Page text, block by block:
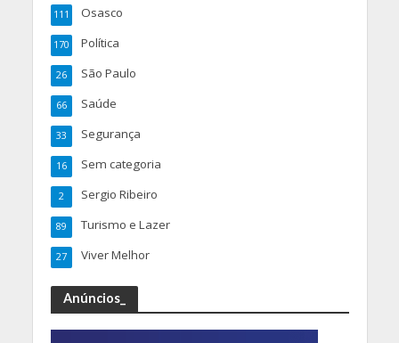
Osasco
111
Política
170
São Paulo
26
Saúde
66
Segurança
33
Sem categoria
16
Sergio Ribeiro
2
Turismo e Lazer
89
Viver Melhor
27
Anúncios_